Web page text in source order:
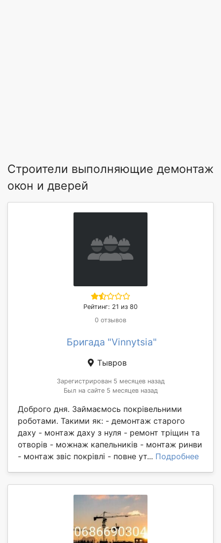
Строители выполняющие демонтаж
окон и дверей
Рейтинг: 21 из 80
0 отзывов
Бригада "Vinnytsia"
Тывров
Зарегистрирован 5 месяцев назад
Был на сайте 5 месяцев назад
Доброго дня. Займаємось покрівельними
роботами. Такими як: - демонтаж старого
даху - монтаж даху з нуля - ремонт тріщин та
отворів - можнаж капельників - монтаж ринви
- монтаж звіс покрівлі - повне ут... Подробнее